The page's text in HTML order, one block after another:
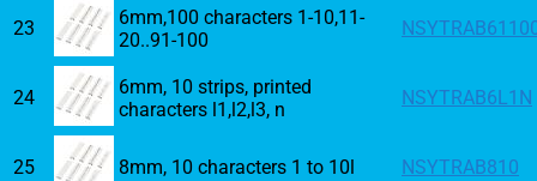
23
6mm,100 characters 1-10,11-
20..91-100
24
6mm, 10 strips, printed
characters l1,l2,l3, n
NSYTRAB6L1N
25 8mm, 10 characters 1 to 10l NSYTRAB810